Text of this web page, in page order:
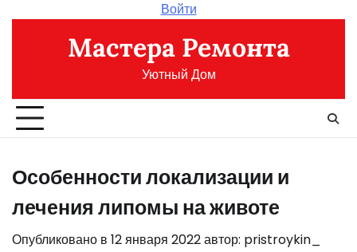
содержимому
Войти
Мастера Ремонта
Уютный Дом
Особенности локализации и
лечения липомы на животе
Опубликовано в 12 января 2022автор: pristroykin_